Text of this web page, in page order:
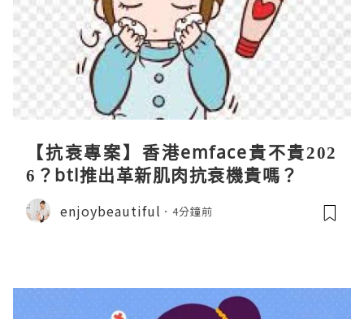
【抗衰專案】香港emface貴不貴202
6？btl推出革新肌肉抗衰機貴嗎？
enjoybeautiful 4分鐘前